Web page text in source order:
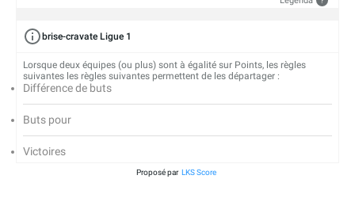
brise-cravate Ligue 1
Lorsque deux équipes (ou plus) sont à égalité sur Points, les règles
suivantes les règles suivantes permettent de les départager :
Différence de buts
Buts pour
Victoires
Proposé par LKS Score